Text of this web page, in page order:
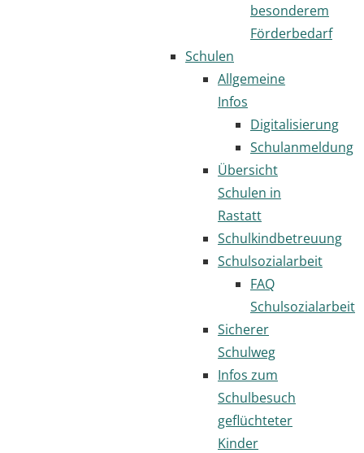
besonderem
Förderbedarf
Schulen
Allgemeine
Infos
Digitalisierung
Schulanmeldung
Übersicht
Schulen in
Rastatt
Schulkindbetreuung
Schulsozialarbeit
FAQ
Schulsozialarbeit
Sicherer
Schulweg
Infos zum
Schulbesuch
geflüchteter
Kinder